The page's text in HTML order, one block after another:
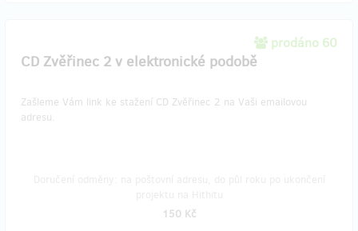
prodáno 60
CD Zvěřinec 2 v elektronické podobě
Zašleme Vám link ke stažení CD Zvěřinec 2 na Vaši emailovou
adresu.
150 Kč